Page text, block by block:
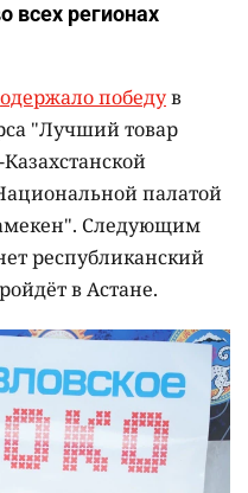
всех регионах
одержало победув
"Лучший товар
палатой
Следующим
республиканский
в Астане.